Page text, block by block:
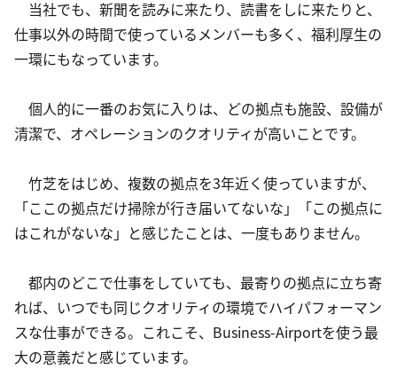
当社でも、新聞を読みに来たり、読書をしに来たりと、
仕事以外の時間で使っているメンバーも多く、福利厚生の
一環にもなっています。
個人的に一番のお気に入りは、どの拠点も施設、設備が
清潔で、オペレーションのクオリティが高いことです。
竹芝をはじめ、複数の拠点を3年近く使っていますが、
「ここの拠点だけ掃除が行き届いてないな」「この拠点に
はこれがないな」と感じたことは、一度もありません。
都内のどこで仕事をしていても、最寄りの拠点に立ち寄
れば、いつでも同じクオリティの環境でハイパフォーマン
スな仕事ができる。これこそ、Business-Airportを使う最
大の意義だと感じています。